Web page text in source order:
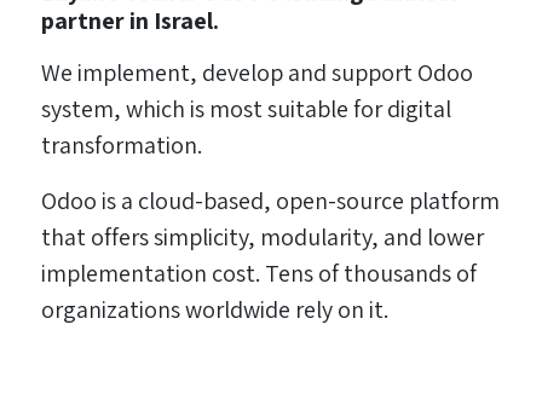
partner in Israel.
We implement, develop and support Odoo
system, which is most suitable for digital
transformation.
Odoo is a cloud-based, open-source platform
that offers simplicity, modularity, and lower
implementation cost. Tens of thousands of
organizations worldwide rely on it.​